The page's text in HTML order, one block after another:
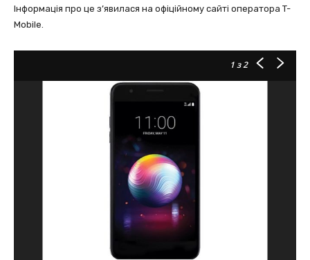
Інформація про це з’явилася на офіційному сайті оператора T-
Mobile.
1з 2